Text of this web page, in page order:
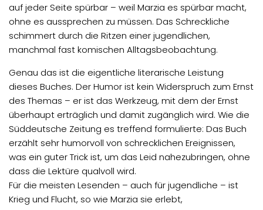
auf jeder Seite spürbar – weil Marzia es spürbar macht,
ohne es aussprechen zu müssen. Das Schreckliche
schimmert durch die Ritzen einer jugendlichen,
manchmal fast komischen Alltagsbeobachtung.
Genau das ist die eigentliche literarische Leistung
dieses Buches. Der Humor ist kein Widerspruch zum Ernst
des Themas – er ist das Werkzeug, mit dem der Ernst
überhaupt erträglich und damit zugänglich wird. Wie die
Süddeutsche Zeitung es treffend formulierte: Das Buch
erzählt sehr humorvoll von schrecklichen Ereignissen,
was ein guter Trick ist, um das Leid nahezubringen, ohne
dass die Lektüre qualvoll wird.
Für die meisten Lesenden – auch für jugendliche – ist
Krieg und Flucht, so wie Marzia sie erlebt,